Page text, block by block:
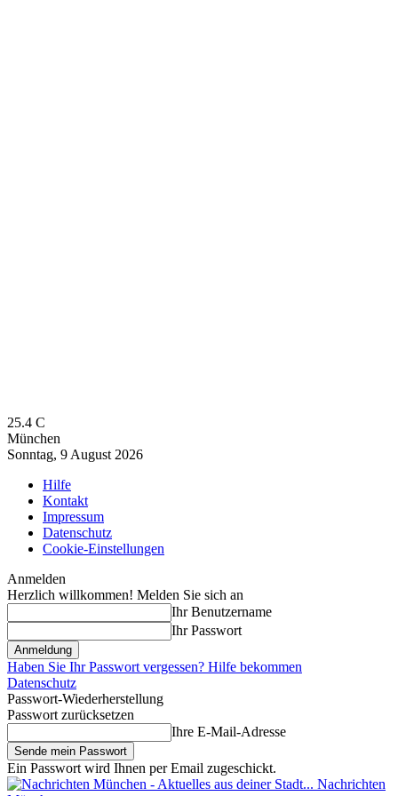
25.4 C
München
Sonntag, 9 August 2026
Hilfe
Kontakt
Impressum
Datenschutz
Cookie-Einstellungen
Anmelden
Herzlich willkommen! Melden Sie sich an
Ihr Benutzername
Ihr Passwort
Haben Sie Ihr Passwort vergessen? Hilfe bekommen
Datenschutz
Passwort-Wiederherstellung
Passwort zurücksetzen
Ihre E-Mail-Adresse
Ein Passwort wird Ihnen per Email zugeschickt.
Nachrichten